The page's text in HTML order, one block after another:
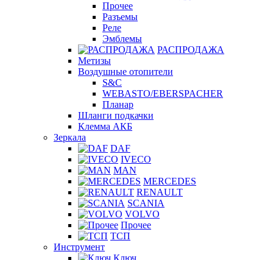
Прочее
Разъемы
Реле
Эмблемы
РАСПРОДАЖА
Метизы
Воздушные отопители
S&C
WEBASTO/EBERSPACHER
Планар
Шланги подкачки
Клемма АКБ
Зеркала
DAF
IVECO
MAN
MERCEDES
RENAULT
SCANIA
VOLVO
Прочее
ТСП
Инструмент
Ключ